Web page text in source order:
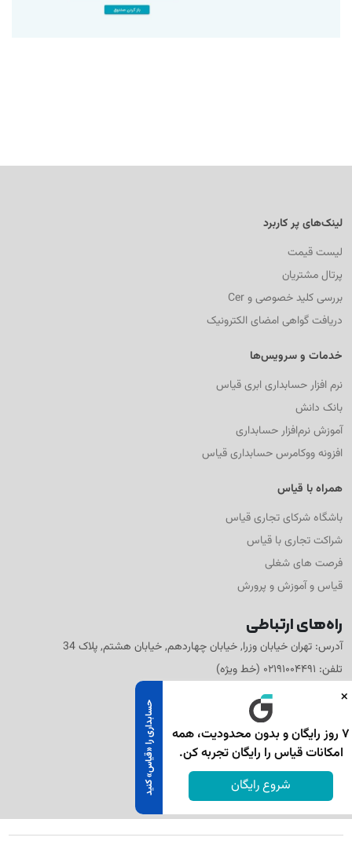
×
۷ روز رایگان و بدون محدودیت، همه
امکانات قیاس را رایگان تجربه کن.
شروع رایگان
حسابداری را «قیاس» کنید
لینک‌های پر کاربرد
لیست قیمت
پرتال مشتریان
بررسی کلید خصوصی و Cer
دریافت گواهی امضای الکترونیک
خدمات و سرویس‌ها
نرم افزار حسابداری ابری قیاس
بانک دانش
آموزش نرم‌افزار حسابداری
افزونه ووکامرس حسابداری قیاس
همراه با قیاس
باشگاه شرکای تجاری قیاس
شراکت تجاری با قیاس
فرصت های شغلی
قیاس و آموزش و پرورش
راه‌های ارتباطی
آدرس: تهران خیابان وزرا, خیابان چهاردهم, خیابان هشتم, پلاک 34
تلفن: ۰۲۱۹۱۰۰۴۴۹۱ (خط ویژه)